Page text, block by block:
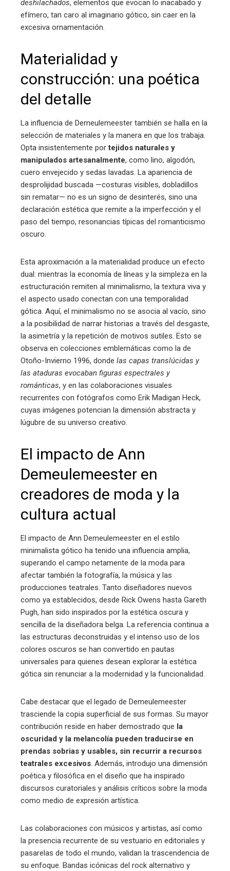
deshilachados, elementos que evocan lo inacabado y
efímero, tan caro al imaginario gótico, sin caer en la
excesiva ornamentación.
Materialidad y
construcción: una poética
del detalle
La influencia de Demeulemeester también se halla en la
selección de materiales y la manera en que los trabaja.
Opta insistentemente portejidos naturales y
manipulados artesanalmente, como lino, algodón,
cuero envejecido y sedas lavadas. La apariencia de
desprolijidad buscada —costuras visibles, dobladillos
sin rematar— no es un signo de desinterés, sino una
declaración estética que remite a la imperfección y el
paso del tiempo, resonancias típicas del romanticismo
oscuro.
Esta aproximación a la materialidad produce un efecto
dual: mientras la economía de líneas y la simpleza en la
estructuración remiten al minimalismo, la textura viva y
el aspecto usado conectan con una temporalidad
gótica. Aquí, el minimalismo no se asocia al vacío, sino
a la posibilidad de narrar historias a través del desgaste,
la asimetría y la repetición de motivos sutiles. Esto se
observa en colecciones emblemáticas como la de
Otoño-Invierno 1996, donde las capas translúcidas y
las ataduras evocaban figuras espectrales y
románticas, y en las colaboraciones visuales
recurrentes con fotógrafos como Erik Madigan Heck,
cuyas imágenes potencian la dimensión abstracta y
lúgubre de su universo creativo.
El impacto de Ann
Demeulemeester en
creadores de moda y la
cultura actual
El impacto de Ann Demeulemeester en el estilo
minimalista gótico ha tenido una influencia amplia,
superando el campo netamente de la moda para
afectar también la fotografía, la música y las
producciones teatrales. Tanto diseñadores nuevos
como ya establecidos, desde Rick Owens hasta Gareth
Pugh, han sido inspirados por la estética oscura y
sencilla de la diseñadora belga. La referencia continua a
las estructuras deconstruidas y el intenso uso de los
colores oscuros se han convertido en pautas
universales para quienes desean explorar la estética
gótica sin renunciar a la modernidad y la funcionalidad.
Cabe destacar que el legado de Demeulemeester
trasciende la copia superficial de sus formas. Su mayor
contribución reside en haber demostrado que la
oscuridad y la melancolía pueden traducirse en
prendas sobrias y usables, sin recurrir a recursos
teatrales excesivos. Además, introdujo una dimensión
poética y filosófica en el diseño que ha inspirado
discursos curatoriales y análisis críticos sobre la moda
como medio de expresión artística.
Las colaboraciones con músicos y artistas, así como
la presencia recurrente de su vestuario en editoriales y
pasarelas de todo el mundo, validan la trascendencia de
su enfoque. Bandas icónicas del rock alternativo y